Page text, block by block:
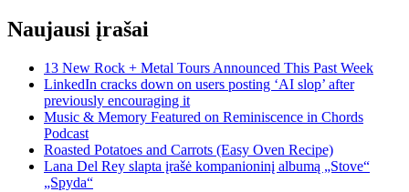
Naujausi įrašai
13 New Rock + Metal Tours Announced This Past Week
LinkedIn cracks down on users posting ‘AI slop’ after
previously encouraging it
Music & Memory Featured on Reminiscence in Chords
Podcast
Roasted Potatoes and Carrots (Easy Oven Recipe)
Lana Del Rey slapta įrašė kompanioninį albumą „Stove“
„Spyda“